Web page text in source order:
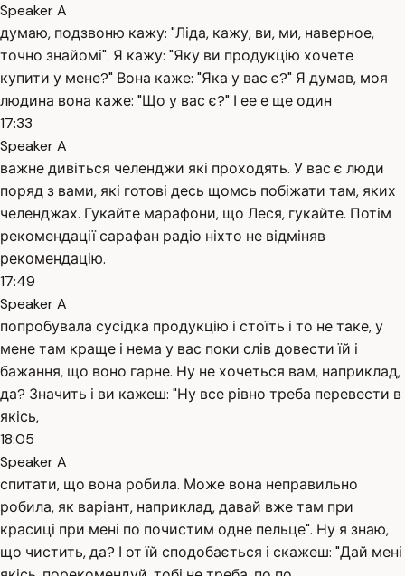
Speaker A
думаю, подзвоню кажу: "Ліда, кажу, ви, ми, наверное,
точно знайомі". Я кажу: "Яку ви продукцію хочете
купити у мене?" Вона каже: "Яка у вас є?" Я думав, моя
людина вона каже: "Що у вас є?" І ее е ще один
17:33
Speaker A
важне дивіться челенджи які проходять. У вас є люди
поряд з вами, які готові десь щомсь побіжати там, яких
челенджах. Гукайте марафони, що Леся, гукайте. Потім
рекомендації сарафан радіо ніхто не відміняв
рекомендацію.
17:49
Speaker A
попробувала сусідка продукцію і стоїть і то не таке, у
мене там краще і нема у вас поки слів довести їй і
бажання, що воно гарне. Ну не хочеться вам, наприклад,
да? Значить і ви кажеш: "Ну все рівно треба перевести в
якісь,
18:05
Speaker A
спитати, що вона робила. Може вона неправильно
робила, як варіант, наприклад, давай вже там при
красиці при мені по почистим одне пельце". Ну я знаю,
що чистить, да? І от їй сподобається і скажеш: "Дай мені